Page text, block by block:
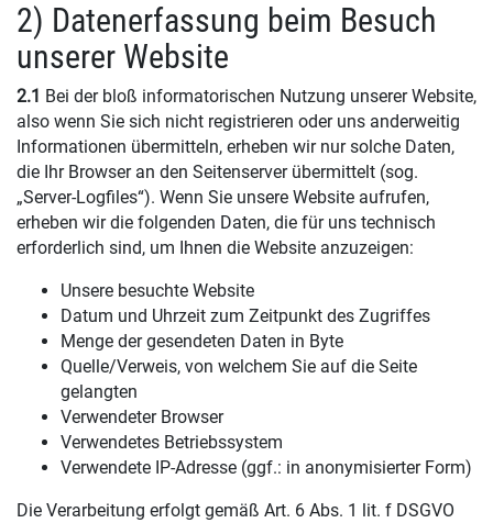
2) Datenerfassung beim Besuch
unserer Website
2.1 Bei der bloß informatorischen Nutzung unserer Website,
also wenn Sie sich nicht registrieren oder uns anderweitig
Informationen übermitteln, erheben wir nur solche Daten,
die Ihr Browser an den Seitenserver übermittelt (sog.
„Server-Logfiles“). Wenn Sie unsere Website aufrufen,
erheben wir die folgenden Daten, die für uns technisch
erforderlich sind, um Ihnen die Website anzuzeigen:
Unsere besuchte Website
Datum und Uhrzeit zum Zeitpunkt des Zugriffes
Menge der gesendeten Daten in Byte
Quelle/Verweis, von welchem Sie auf die Seite
gelangten
Verwendeter Browser
Verwendetes Betriebssystem
Verwendete IP-Adresse (ggf.: in anonymisierter Form)
Die Verarbeitung erfolgt gemäß Art. 6 Abs. 1 lit. f DSGVO